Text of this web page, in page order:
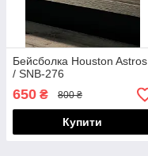
Бейсболка Houston Astros
/ SNB-276
650 ₴ 800 ₴
Купити